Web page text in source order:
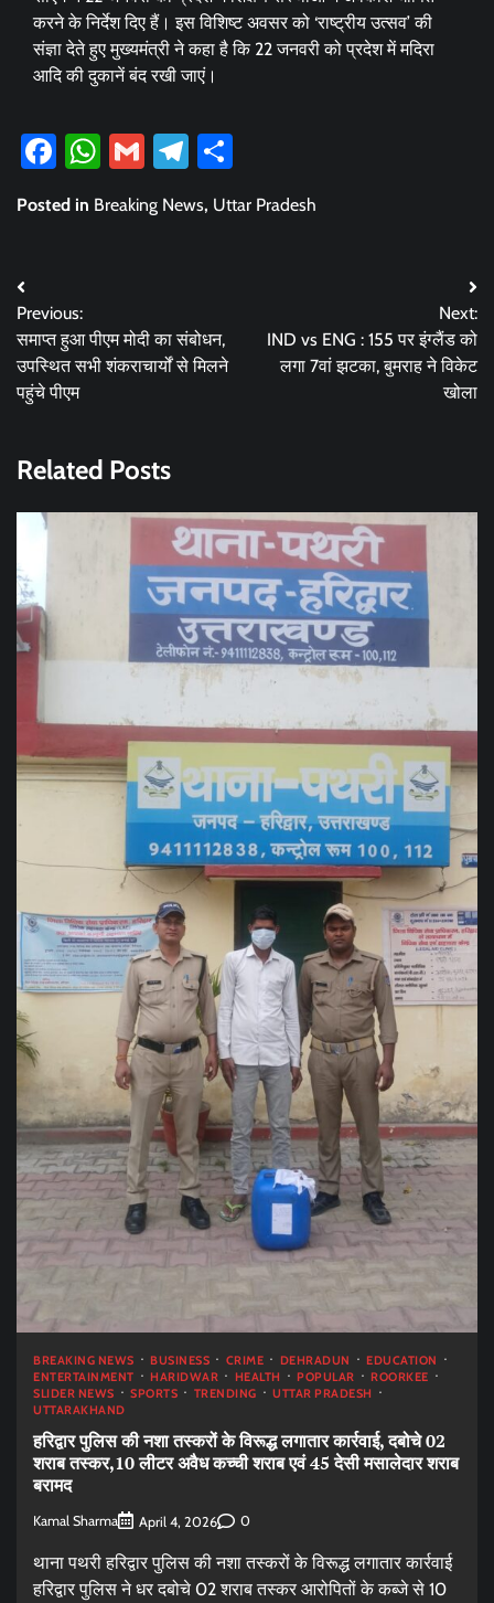
करने के निर्देश दिए हैं। इस विशिष्ट अवसर को ‘राष्ट्रीय उत्सव’ की
संज्ञा देते हुए मुख्यमंत्री ने कहा है कि 22 जनवरी को प्रदेश में मदिरा
आदि की दुकानें बंद रखी जाएं।
Facebook
WhatsApp
GmailTelegram
Posted in Breaking News, Uttar Pradesh
Post
navigation
Previous:
समाप्त हुआ पीएम मोदी का संबोधन,
उपस्थित सभी शंकराचार्यों से मिलने
पहुंचे पीएम
Next:
IND vs ENG : 155 पर इंग्लैंड को
लगा 7वां झटका, बुमराह ने विकेट
खोला
Related Posts
BREAKING NEWS BUSINESS CRIME DEHRADUN
EDUCATION
ENTERTAINMENT
HARIDWAR HEALTH POPULAR
ROORKEE
SLIDER NEWS
SPORTS TRENDING
UTTAR PRADESH
UTTARAKHAND
हरिद्वार पुलिस की नशा तस्करों के विरूद्ध लगातार कार्रवाई, दबोचे 02
शराब तस्कर,10 लीटर अवैध कच्ची शराब एवं 45 देसी मसालेदार शराब
बरामद
Kamal Sharma April 4, 2026 0
थाना पथरी हरिद्वार पुलिस की नशा तस्करों के विरूद्ध लगातार कार्रवाई
हरिद्वार पुलिस ने धर दबोचे 02 शराब तस्कर आरोपितों के कब्जे से 10